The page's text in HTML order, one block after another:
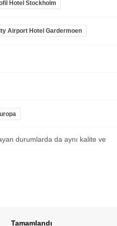
Hotel Stockholm
Airport Hotel Gardermoen
durumlarda da aynı kalite ve
Tamamlandı